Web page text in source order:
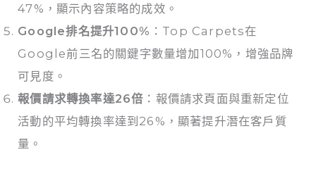
47%，顯示內容策略的成效。
Google排名提升100% ：Top Carpets在
Google前三名的關鍵字數量增加100%，增強品牌
可見度。
報價請求轉換率達26倍 ：報價請求頁面與重新定位
活動的平均轉換率達到26%，顯著提升潛在客戶質
量。